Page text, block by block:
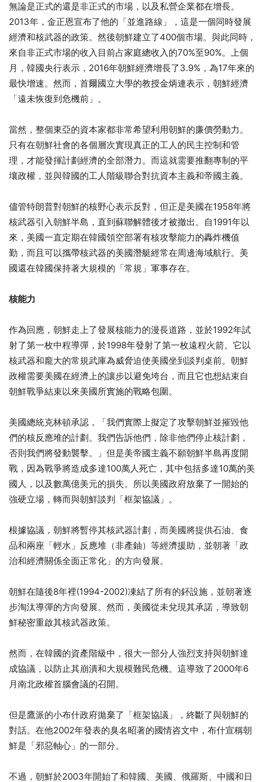
無論是正式的還是非正式的市場，以及私營企業都在增長。
2013年，金正恩宣布了他的「並進路線」，這是一個同時發展
經濟和核武器的政策。然後朝鮮建立了400個市場。與此同時，
來自非正式市場的收入目前占家庭總收入的70%至90%。上個
月，韓國央行表示，2016年朝鮮經濟增長了3.9%，為17年來的
最快增速。然而，首爾國立大學的教授金炳連表示，朝鮮經濟
「遠未恢復到危機前」。
當然，整個東亞的資本家都非常希望利用朝鮮的廉價勞動力。
只有在朝鮮社會的各個層次實現真正的工人的民主控制和管
理，才能發揮計劃經濟的全部潛力。而這就需要推翻專制的平
壤政權，並與韓國的工人階級聯合對抗資本主義和帝國主義。
儘管特朗普對朝鮮的核野心表示反對，但正是美國在1958年將
核武器引入朝鮮半島，直到蘇聯解體後才被撤出。自1991年以
來，美國一直定期在韓國領空部署有核攻擊能力的轟炸機值
勤，而且可以攜帶核武器的美國潛艇經常在周邊海域航行。美
國還在韓國保持著大規模的「常規」軍事存在。
核能力
作為回應，朝鮮走上了發展核能力的漫長道路，並於1992年試
射了第一枚中程導彈，於1998年發射了第一枚遠程火箭。它以
核武器和龐大的常規武庫為威脅迫使美國坐到談判桌前。朝鮮
政權需要美國在經濟上的讓步以避免垮台，而且它也想結束自
朝鮮戰爭結束以來美國所實施的戰略包圍。
美國總統克林頓承認，「我們實際上擬定了攻擊朝鮮並摧毀他
們的核反應堆的計劃。我們告訴他們，除非他們停止核計劃，
否則我們將發動襲擊。」但是美帝國主義不願朝鮮半島再度開
戰，因為戰爭將造成多達100萬人死亡，其中包括多達10萬的美
國人，以及數萬億美元的損失。所以美國政府放棄了一開始的
強硬立場，轉而與朝鮮談判「框架協議」。
根據協議，朝鮮將暫停其核武器計劃，而美國將提供石油、食
品和兩座「輕水」反應堆（非產鈾）等經濟援助，並朝著「政
治和經濟關係全面正常化」的方向發展。
朝鮮在隨後8年裡(1994-2002)凍結了所有的鈈設施，並朝著逐
步淘汰導彈的方向發展。然而，美國從未兌現其承諾，導致朝
鮮秘密重啟其核武器政策。
然而，在韓國的資產階級中，很大一部分人強烈支持與朝鮮達
成協議，以防止其崩潰和大規模難民危機。這導致了2000年6
月南北政權首腦會議的召開。
但是鷹派的小布什政府拋棄了「框架協議」，終斷了與朝鮮的
對話。在他2002年發表的臭名昭著的國情咨文中，布什宣稱朝
鮮是「邪惡軸心」的一部分。
不過，朝鮮於2003年開始了和韓國、美國、俄羅斯、中國和日